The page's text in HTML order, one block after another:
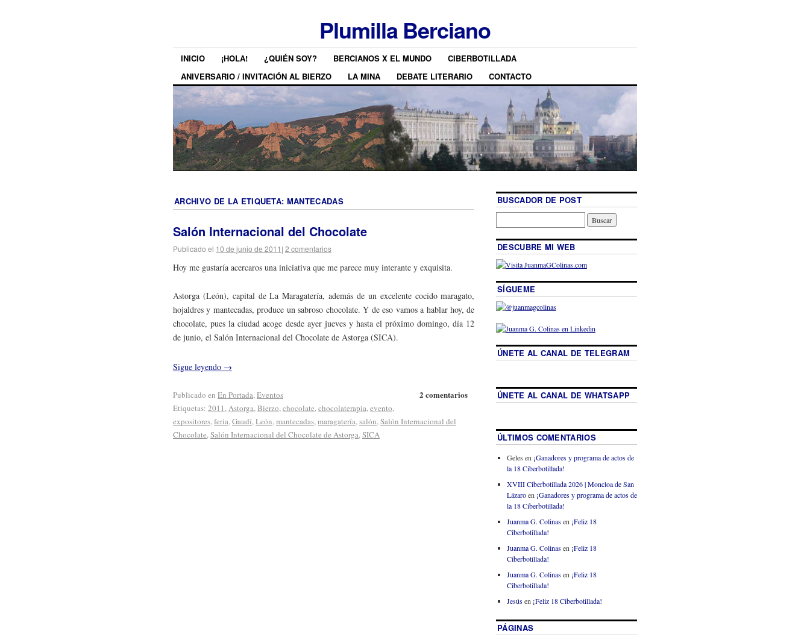
Plumilla Berciano
INICIO ¡HOLA! ¿QUIÉN SOY? BERCIANOS X EL MUNDO
CIBERBOTILLADA
ANIVERSARIO / INVITACIÓN AL BIERZO
LA MINA DEBATE LITERARIO CONTACTO
ARCHIVO DE LA ETIQUETA: MANTECADAS
Salón Internacional del Chocolate
Publicado el 10 de junio de 2011 | 2 comentarios
Hoy me gustaría acercaros una iniciativa que me parece muy interante y exquisita.
Astorga (León), capital de La Maragatería, además de un excelente cocido maragato,
hojaldres y mantecadas, produce un sabroso chocolate. Y de eso vamos a hablar hoy, de
chocolate, pues la ciudad acoge desde ayer jueves y hasta el próximo domingo, día 12
de junio, el Salón Internacional del Chocolate de Astorga (SICA).
Sigue leyendo →
2 comentarios
Publicado en En Portada,Eventos
Etiquetas: 2011,Astorga,Bierzo,chocolate,chocolaterapia,evento,
expositores,feria,Gaudí,León,mantecadas,maragatería,salón,Salón Internacional del
Chocolate,Salón Internacional del Chocolate de Astorga,SICA
BUSCADOR DE POST
DESCUBRE MI WEB
SÍGUEME
ÚNETE AL CANAL DE TELEGRAM
ÚNETE AL CANAL DE WHATSAPP
ÚLTIMOS COMENTARIOS
Geles en ¡Ganadores y programa de actos de
la 18 Ciberbotillada!
XVIII Ciberbotillada 2026 | Moncloa de San
Lázaroen ¡Ganadores y programa de actos de
la 18 Ciberbotillada!
Juanma G. Colinasen ¡Feliz 18
Ciberbotillada!
Juanma G. Colinasen ¡Feliz 18
Ciberbotillada!
Juanma G. Colinasen ¡Feliz 18
Ciberbotillada!
Jesúsen ¡Feliz 18 Ciberbotillada!
PÁGINAS